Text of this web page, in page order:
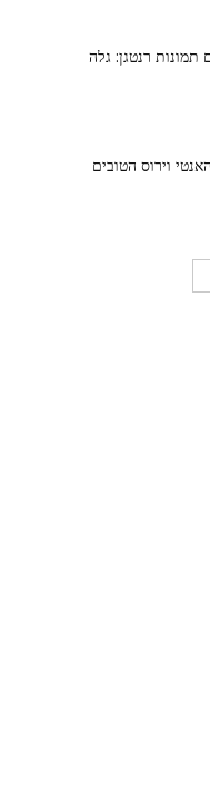
תמונות רנטגן: גלה
וירוס הטובים